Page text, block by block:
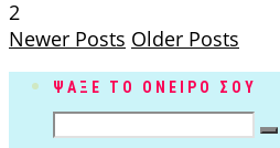
2
Newer Posts Older Posts
ΨΑΞΕ ΤΟ ΟΝΕΙΡΟ ΣΟΥ